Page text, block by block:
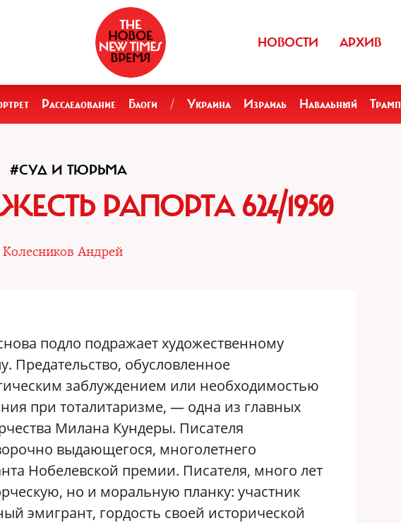
НОВОСТИ АРХИВ
Расследование Блоги / Украина Израиль Навальный Трамп
#СУД И ТЮРЬМА
РАПОРТА 624/1950
Колесников Андрей
подло подражает художественному
Предательство, обусловленное
заблуждением или необходимостью
при тоталитаризме, — одна из главных
Милана Кундеры. Писателя
выдающегося, многолетнего
Нобелевской премии. Писателя, много лет
но и моральную планку: участник
эмигрант, гордость своей исторической